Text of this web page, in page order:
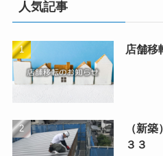
人気記事
店舗移
（新
３３